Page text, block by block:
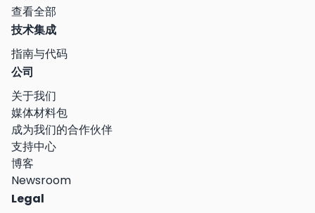
查看全部
技术集成
指南与代码
公司
关于我们
媒体材料包
成为我们的合作伙伴
支持中心
博客
Newsroom
Legal